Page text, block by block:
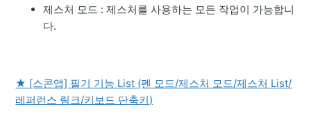
제스처 모드 : 제스처를 사용하는 모든 작업이 가능합니
다.
★ [스콘앱] 필기 기능 List (펜 모드/제스처 모드/제스처 List/
레퍼런스 링크/키보드 단축키)